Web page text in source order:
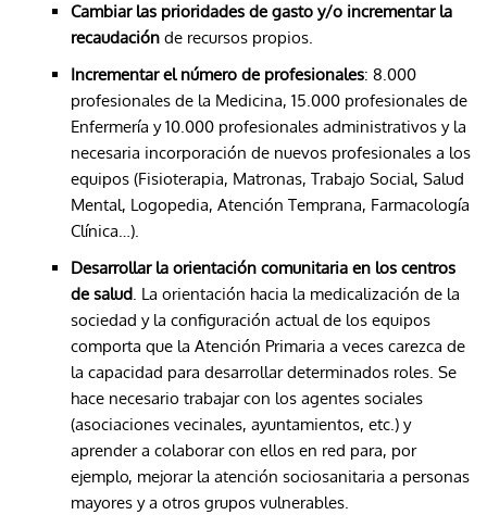
Cambiar las prioridades de gasto y/o incrementar la
recaudación de recursos propios.
Incrementar el número de profesionales: 8.000
profesionales de la Medicina, 15.000 profesionales de
Enfermería y 10.000 profesionales administrativos y la
necesaria incorporación de nuevos profesionales a los
equipos (Fisioterapia, Matronas, Trabajo Social, Salud
Mental, Logopedia, Atención Temprana, Farmacología
Clínica…).
Desarrollar la orientación comunitaria en los centros
de salud. La orientación hacia la medicalización de la
sociedad y la configuración actual de los equipos
comporta que la Atención Primaria a veces carezca de
la capacidad para desarrollar determinados roles. Se
hace necesario trabajar con los agentes sociales
(asociaciones vecinales, ayuntamientos, etc.) y
aprender a colaborar con ellos en red para, por
ejemplo, mejorar la atención sociosanitaria a personas
mayores y a otros grupos vulnerables.